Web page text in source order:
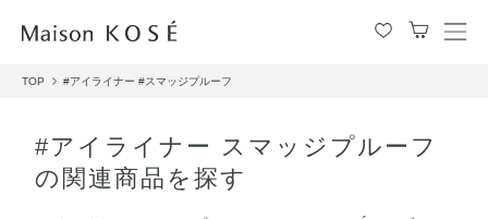
メ
TOP #アイライナー #スマッジプルーフ
#アイライナー スマッジプルーフ
の関連商品を探す